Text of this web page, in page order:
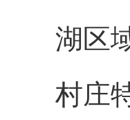
湖区
村庄